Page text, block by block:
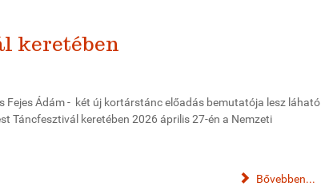
keretében
Fejes Ádám - két új kortárstánc előadás bemutatója lesz láható
Táncfesztivál keretében 2026 április 27-én a Nemzeti
Bővebben...